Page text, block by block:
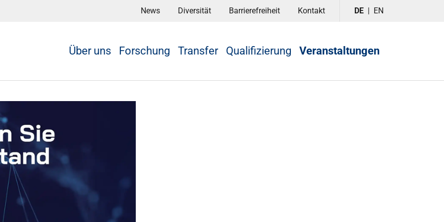
News Diversität Barrierefreiheit Kontakt DE EN
Über uns Forschung Transfer Qualifizierung Veranstaltungen